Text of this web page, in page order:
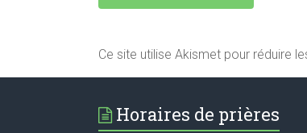
Ce site utilise Akismet pour réduire
Horaires de prières